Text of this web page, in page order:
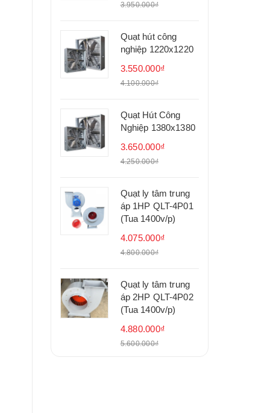
3.950.000₫
Quạt hút công
nghiệp 1220x1220
3.550.000₫
4.100.000₫
Quạt Hút Công
Nghiệp 1380x1380
3.650.000₫
4.250.000₫
Quạt ly tâm trung
áp 1HP QLT-4P01
(Tua 1400v/p)
4.075.000₫
4.800.000₫
Quạt ly tâm trung
áp 2HP QLT-4P02
(Tua 1400v/p)
4.880.000₫
5.600.000₫